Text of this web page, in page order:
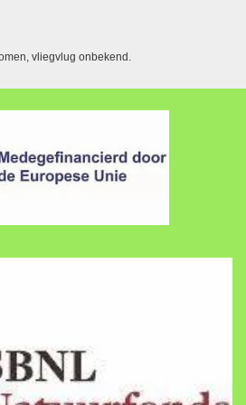
vliegvlug onbekend.